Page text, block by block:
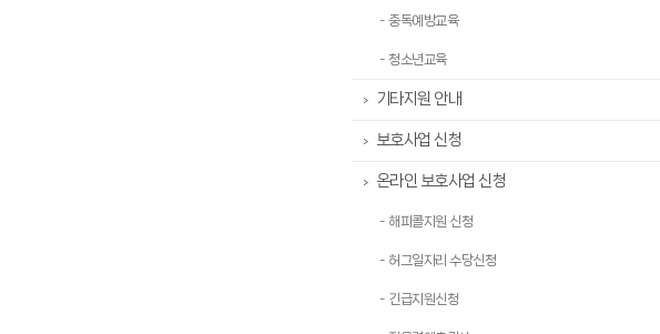
- 중독예방교육
- 청소년교육
> 기타지원 안내
> 보호사업 신청
> 온라인 보호사업 신청
- 해피콜지원 신청
- 허그일자리 수당신청
- 긴급지원신청